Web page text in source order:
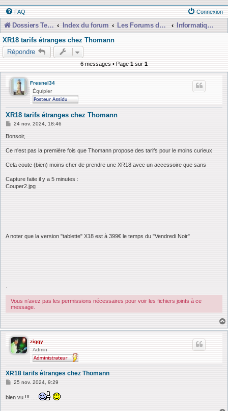
FAQ Connexion
Dossiers Techniques Index du forum Les Forums de Discussions
Informatique, Consoles Numériques et MAO
XR18 tarifs étranges chez Thomann
Répondre
6 messages • Page 1 sur 1
Fresnel34
Équipier
XR18 tarifs étranges chez Thomann
M
s
g
24 nov. 2024, 18:46
Bonsoir,
Ce n'est pas la première fois que Thomann propose des tarifs pour le moins curieux
Cela coute (bien) moins cher de prendre une XR18 avec un accessoire que sans
Capture faite il y a 5 minutes :
Couper2.jpg
A noter que la version "tablette" X18 est à 399€ le temps du "Vendredi Noir"
Vous n’avez pas les permissions nécessaires pour voir les fichiers joints à ce
message.
ziggy
Admin
XR18 tarifs étranges chez Thomann
M
s
25 nov. 2024, 9:29
bien vu !!! ....